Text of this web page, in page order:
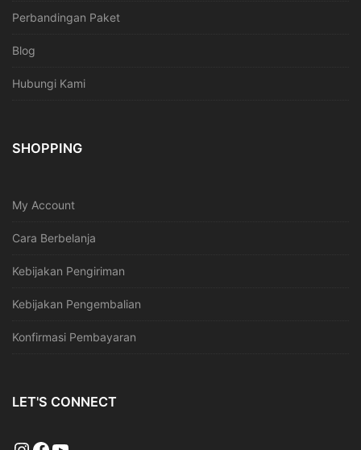
Perbandingan Paket
Blog
Hubungi Kami
SHOPPING
My Account
Cara Berbelanja
Kebijakan Pengiriman
Kebijakan Pengembalian
Konfirmasi Pembayaran
LET'S CONNECT